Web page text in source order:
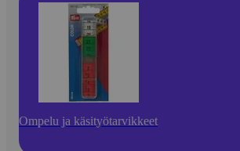
Ompelu ja käsityötarvikkeet